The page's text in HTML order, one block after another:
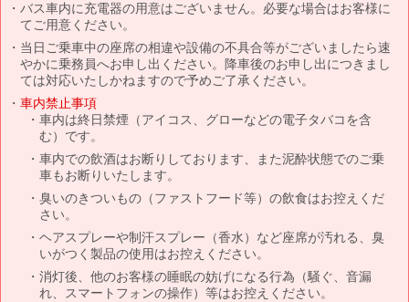
バス車内に充電器の用意はございません。必要な場合はお客様に
てご用意ください。
当日ご乗車中の座席の相違や設備の不具合等がございましたら速
やかに乗務員へお申し出ください。降車後のお申し出につきまし
ては対応いたしかねますので予めご了承ください。
車内禁止事項
車内は終日禁煙（アイコス、グローなどの電子タバコを含
む）です。
車内での飲酒はお断りしております、また泥酔状態でのご乗
車もお断りいたします。
臭いのきついもの（ファストフード等）の飲食はお控えくだ
さい。
ヘアスプレーや制汗スプレー（香水）など座席が汚れる、臭
いがつく製品の使用はお控えください。
消灯後、他のお客様の睡眠の妨げになる行為（騒ぐ、音漏
れ、スマートフォンの操作）等はお控えください。